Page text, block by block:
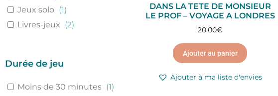
Jeux solo (1)
Livres-jeux (2)
Durée de jeu
Moins de 30 minutes (1)
DANS LA TETE DE MONSIEUR
LE PROF – VOYAGE A LONDRES
20,00€
Ajouter au panier
Ajouter à ma liste d'envies